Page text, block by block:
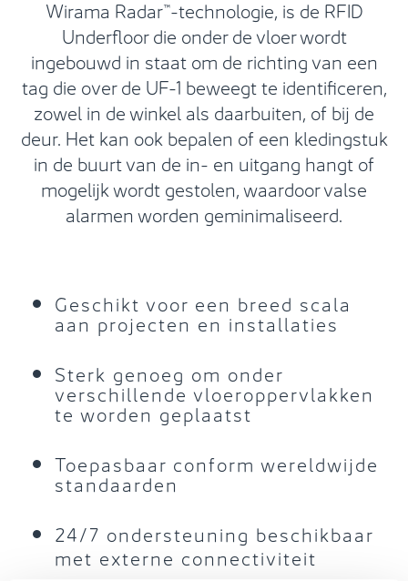
Wirama Radar™-technologie, is de RFID
Underfloor die onder de vloer wordt
ingebouwd in staat om de richting van een
tag die over de UF-1 beweegt te identificeren,
zowel in de winkel als daarbuiten, of bij de
deur. Het kan ook bepalen of een kledingstuk
in de buurt van de in- en uitgang hangt of
mogelijk wordt gestolen, waardoor valse
alarmen worden geminimaliseerd.
Geschikt voor een breed scala
aan projecten en installaties
Sterk genoeg om onder
verschillende vloeroppervlakken
te worden geplaatst
Toepasbaar conform wereldwijde
standaarden
24/7 ondersteuning beschikbaar
met externe connectiviteit